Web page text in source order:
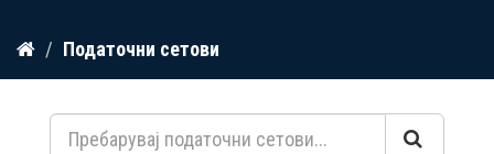
Прескокнете
содржина
Податочни сетови